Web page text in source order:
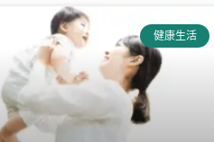
健康生活